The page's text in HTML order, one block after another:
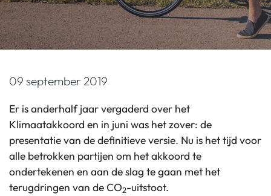
09 september 2019
Er is anderhalf jaar vergaderd over het
Klimaatakkoord en in juni was het zover: de
presentatie van de definitieve versie. Nu is het tijd voor
alle betrokken partijen om het akkoord te
ondertekenen en aan de slag te gaan met het
terugdringen van de CO2-uitstoot.